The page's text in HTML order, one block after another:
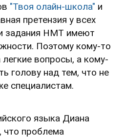
"Твоя олайн-школа" и
претензия у всех
задания НМТ имеют
Поэтому кому-то
легкие вопросы, а кому-
голову над тем, что не
специалистам.
языка Диана
что проблема